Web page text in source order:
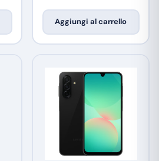
Aggiungi al carrello